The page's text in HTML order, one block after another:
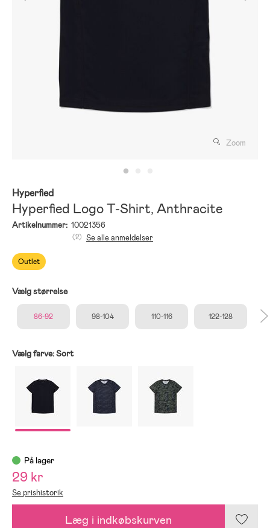
Zoom
Hyperfied
Hyperfied Logo T-Shirt, Anthracite
Artikelnummer: 10021356
Outlet
(2) Se alle anmeldelser
Vælg størrelse
86-92 98-104 110-116 122-128
Vælg farve:Sort
På lager
29 kr
Se prishistorik
Læg i indkøbskurven